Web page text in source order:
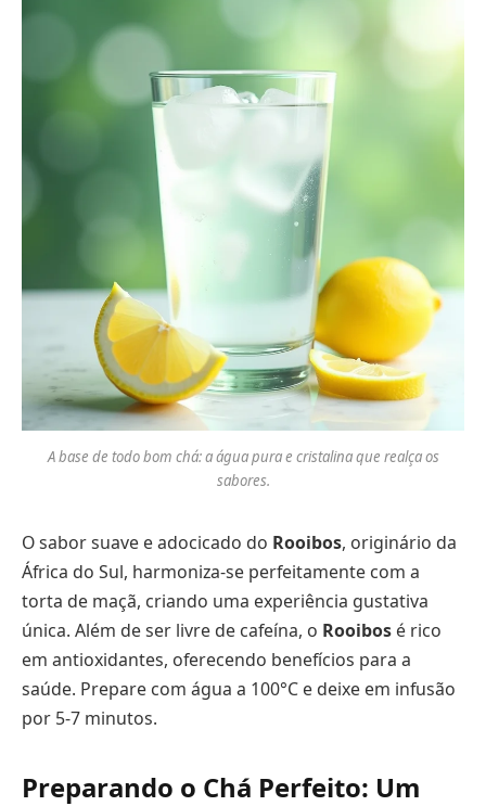
A base de todo bom chá: a água pura e cristalina que realça os
sabores.
O sabor suave e adocicado do Rooibos, originário da
África do Sul, harmoniza-se perfeitamente com a
torta de maçã, criando uma experiência gustativa
única. Além de ser livre de cafeína, o Rooibos é rico
em antioxidantes, oferecendo benefícios para a
saúde. Prepare com água a 100°C e deixe em infusão
por 5-7 minutos.
Preparando o Chá Perfeito: Um